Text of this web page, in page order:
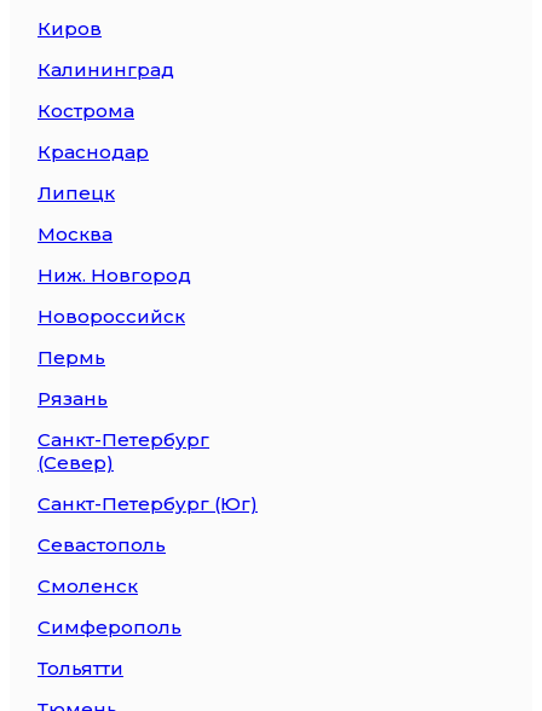
Киров
Калининград
Кострома
Краснодар
Липецк
Москва
Ниж. Новгород
Новороссийск
Пермь
Рязань
Санкт-Петербург
(Север)
Санкт-Петербург (Юг)
Севастополь
Смоленск
Симферополь
Тольятти